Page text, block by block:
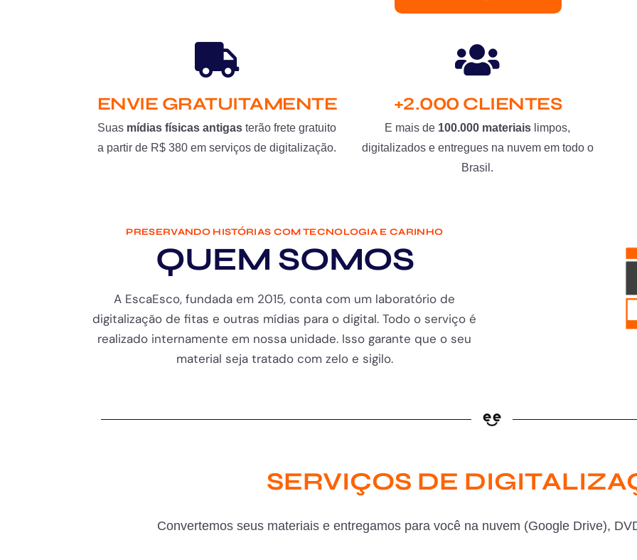
ENVIE GRATUITAMENTE
Suas mídias físicas antigas terão frete gratuito
a partir de R$ 380 em serviços de digitalização.
+2.000 CLIENTES
E mais de 100.000 materiais limpos,
digitalizados e entregues na nuvem em todo o
Brasil.
PRESERVANDO HISTÓRIAS COM TECNOLOGIA E CARINHO
QUEM SOMOS
A EscaEsco, fundada em 2015, conta com um laboratório de
digitalização de fitas e outras mídias para o digital. Todo o serviço é
realizado internamente em nossa unidade. Isso garante que o seu
material seja tratado com zelo e sigilo.
SERVIÇOS DE
Convertemos seus materiais e entregamos para você na nuvem (Google Drive),